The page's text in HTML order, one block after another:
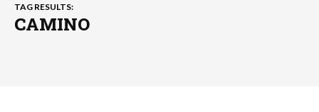
TAG RESULTS:
CAMINO